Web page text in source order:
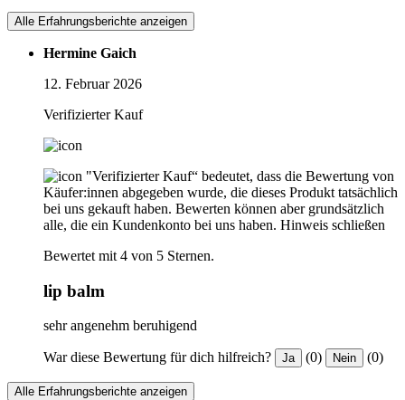
Alle Erfahrungsberichte anzeigen
Hermine Gaich
12. Februar 2026
Verifizierter Kauf
"Verifizierter Kauf“ bedeutet, dass die Bewertung von
Käufer:innen abgegeben wurde, die dieses Produkt tatsächlich
bei uns gekauft haben. Bewerten können aber grundsätzlich
alle, die ein Kundenkonto bei uns haben. Hinweis schließen
Bewertet mit 4 von 5 Sternen.
lip balm
sehr angenehm beruhigend
War diese Bewertung für dich hilfreich? Ja (0) Nein (0)
Alle Erfahrungsberichte anzeigen